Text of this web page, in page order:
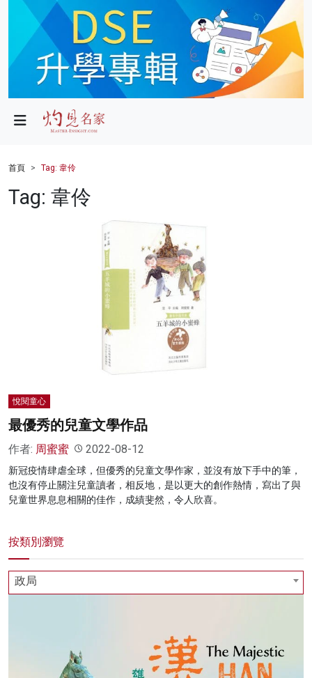
政局
財經
首頁 Tag: 韋伶
Tag: 韋伶
悅閱童心
最優秀的兒童文學作品
作者: 周蜜蜜 2022-08-12
新冠疫情肆虐全球，但優秀的兒童文學作家，並沒有放下手中的筆，
也沒有停止關注兒童讀者，相反地，是以更大的創作熱情，寫出了與
兒童世界息息相關的佳作，成績斐然，令人欣喜。
按類別瀏覽
政局